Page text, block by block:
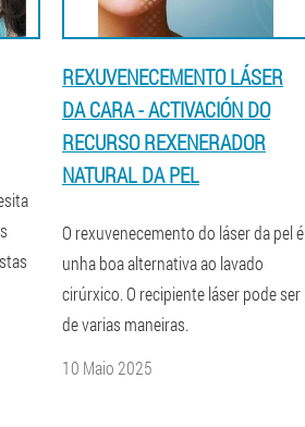
REXUVENECEMENTO LÁSER
DA CARA - ACTIVACIÓN DO
RECURSO REXENERADOR
NATURAL DA PEL
O rexuvenecemento do láser da pel é
unha boa alternativa ao lavado
cirúrxico. O recipiente láser pode ser
de varias maneiras.
10 Maio 2025